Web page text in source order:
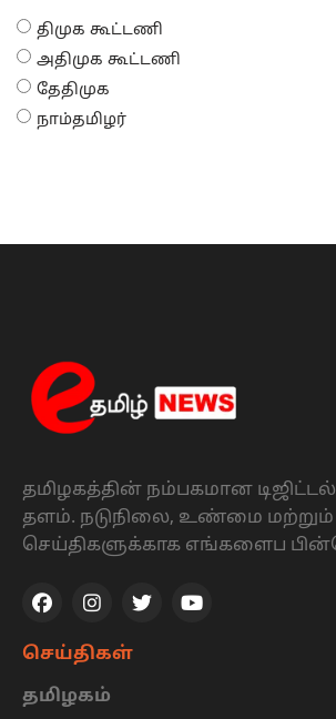
திமுக கூட்டணி
அதிமுக கூட்டணி
தேதிமுக
நாம்தமிழர்
தமிழகத்தின் நம்பகமான
தளம். நடுநிலை, உண்மை
செய்திகளுக்காக எங்களைப
செய்திகள்
தமிழகம்